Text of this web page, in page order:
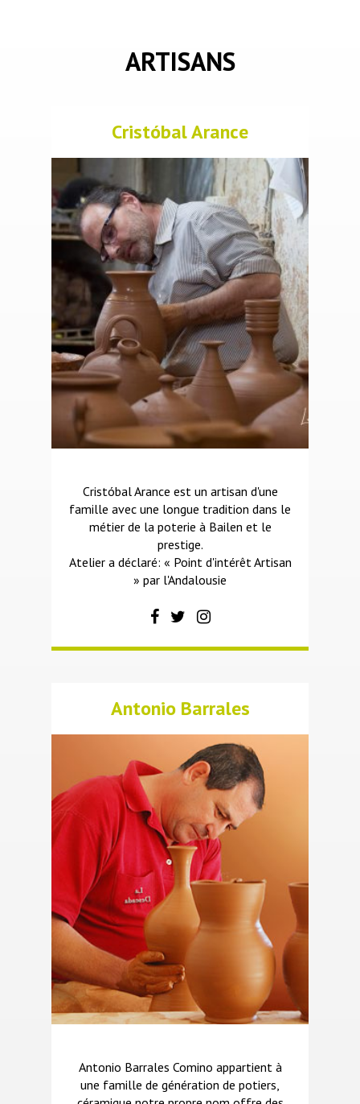
ARTISANS
Cristóbal Arance
Cristóbal Arance est un artisan d'une
famille avec une longue tradition dans le
métier de la poterie à Bailen et le
prestige.
Atelier a déclaré: « Point d'intérêt Artisan
» par l'Andalousie
Antonio Barrales
Antonio Barrales Comino appartient à
une famille de génération de potiers,